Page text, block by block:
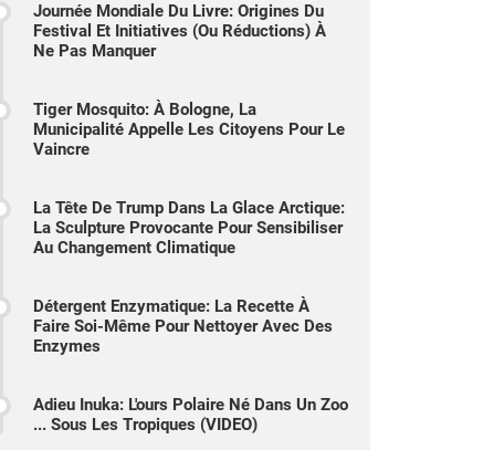
Journée Mondiale Du Livre: Origines Du
Festival Et Initiatives (ou Réductions) À
Ne Pas Manquer
Tiger Mosquito: À Bologne, La
Municipalité Appelle Les Citoyens Pour Le
Vaincre
La Tête De Trump Dans La Glace Arctique:
La Sculpture Provocante Pour Sensibiliser
Au Changement Climatique
Détergent Enzymatique: La Recette À
Faire Soi-Même Pour Nettoyer Avec Des
Enzymes
Adieu Inuka: L'ours Polaire Né Dans Un Zoo
... Sous Les Tropiques (VIDEO)